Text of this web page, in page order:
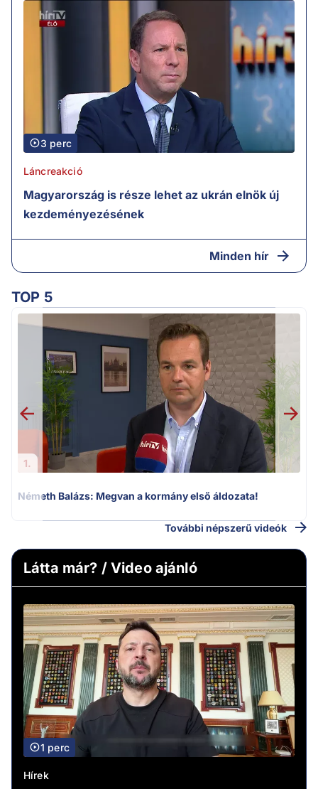
3 perc
Láncreakció
Magyarország is része lehet az ukrán elnök új
kezdeményezésének
Minden hír
TOP 5
1.
Németh Balázs: Megvan a kormány első áldozata!
További népszerű videók
Látta már? / Video ajánló
1 perc
Hírek